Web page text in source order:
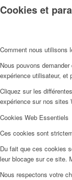
Cookies et
Comment nous utilisons
Nous pouvons
expérience utilisateur, et
Cliquez sur les
expérience sur nos sites
Cookies Web Essentiels
Ces cookies sont
Du fait que ces cookies
leur blocage sur ce site.
Nous respectons votre